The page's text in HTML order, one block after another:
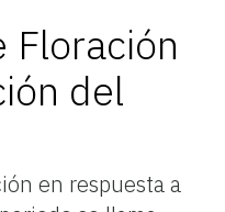
Floración
del
en respuesta a